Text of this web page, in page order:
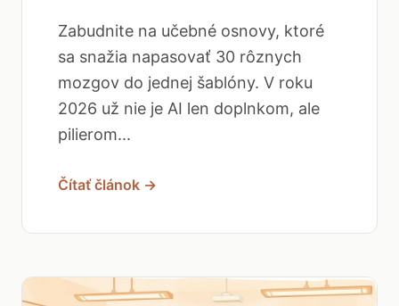
Zabudnite na učebné osnovy, ktoré
sa snažia napasovať 30 rôznych
mozgov do jednej šablóny. V roku
2026 už nie je AI len doplnkom, ale
pilierom...
Čítať článok →